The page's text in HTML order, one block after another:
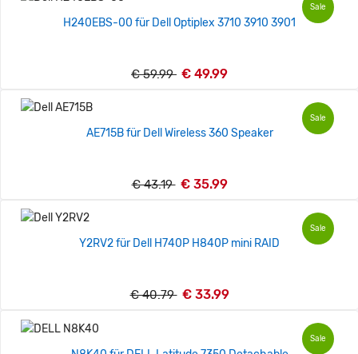
Sale
H240EBS-00 für Dell Optiplex 3710 3910 3901
€ 59.99 € 49.99
Sale
AE715B für Dell Wireless 360 Speaker
€ 43.19 € 35.99
Sale
Y2RV2 für Dell H740P H840P mini RAID
€ 40.79 € 33.99
Sale